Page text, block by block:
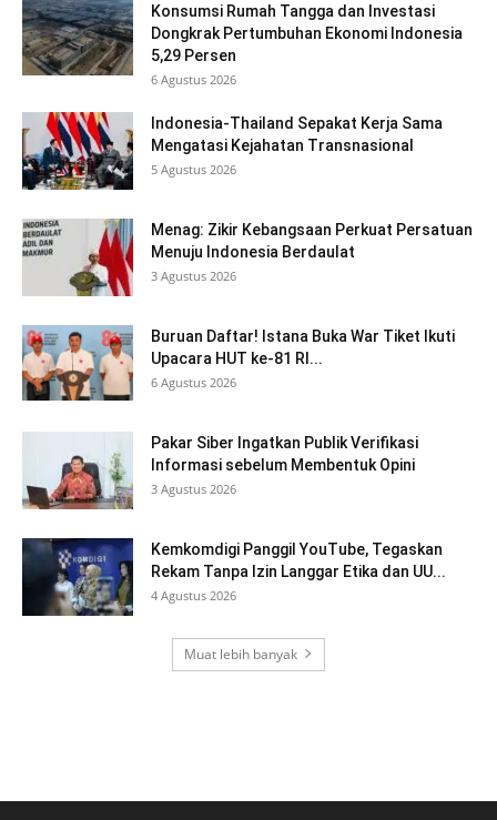
Konsumsi Rumah Tangga dan Investasi
Dongkrak Pertumbuhan Ekonomi Indonesia
5,29 Persen
6 Agustus 2026
Indonesia-Thailand Sepakat Kerja Sama
Mengatasi Kejahatan Transnasional
5 Agustus 2026
Menag: Zikir Kebangsaan Perkuat Persatuan
Menuju Indonesia Berdaulat
3 Agustus 2026
Buruan Daftar! Istana Buka War Tiket Ikuti
Upacara HUT ke-81 RI...
6 Agustus 2026
Pakar Siber Ingatkan Publik Verifikasi
Informasi sebelum Membentuk Opini
3 Agustus 2026
Kemkomdigi Panggil YouTube, Tegaskan
Rekam Tanpa Izin Langgar Etika dan UU...
4 Agustus 2026
Muat lebih banyak